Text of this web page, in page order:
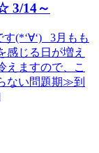
3/14～
(*‘∀‘) 3月もも
感じる日が増え
えますので、こ
ない問題期≫到